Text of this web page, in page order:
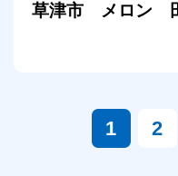
草津市 メロン
1 2